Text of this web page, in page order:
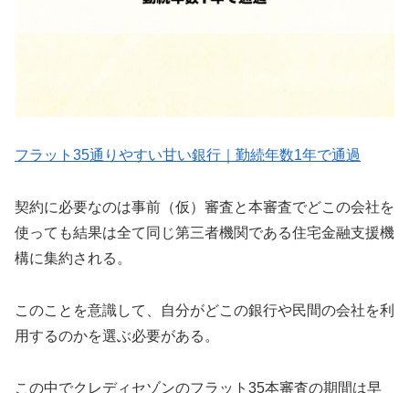
フラット35通りやすい甘い銀行｜勤続年数1年で通過
契約に必要なのは事前（仮）審査と本審査でどこの会社を
使っても結果は全て同じ第三者機関である住宅金融支援機
構に集約される。
このことを意識して、自分がどこの銀行や民間の会社を利
用するのかを選ぶ必要がある。
この中でクレディセゾンのフラット35本審査の期間は早